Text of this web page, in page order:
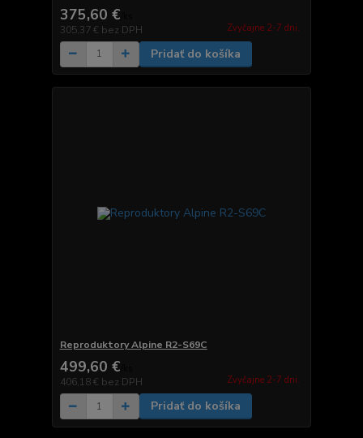
375,60 €
305,37 € bez DPH Zvyčajne 2-7 dni.
Pridať do košíka
Reproduktory Alpine R2-S69C
499,60 €
406,18 € bez DPH Zvyčajne 2-7 dni.
Pridať do košíka